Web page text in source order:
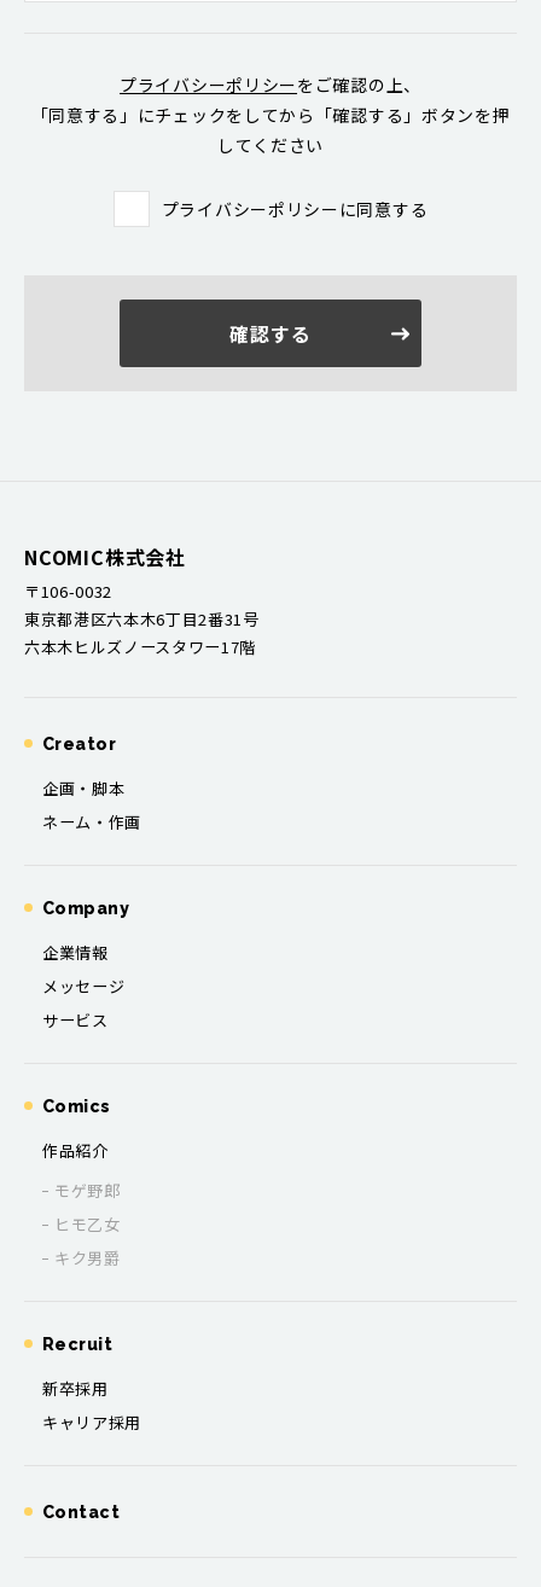
プライバシーポリシーをご確認の上、
「同意する」にチェックをしてから「確認する」ボタンを押
してください
プライバシーポリシーに同意する
確認する
NCOMIC株式会社
〒106-0032
東京都港区六本木6丁目2番31号
六本木ヒルズノースタワー17階
Creator
企画・脚本
ネーム・作画
Company
企業情報
メッセージ
サービス
Comics
作品紹介
モゲ野郎
ヒモ乙女
キク男爵
Recruit
新卒採用
キャリア採用
Contact